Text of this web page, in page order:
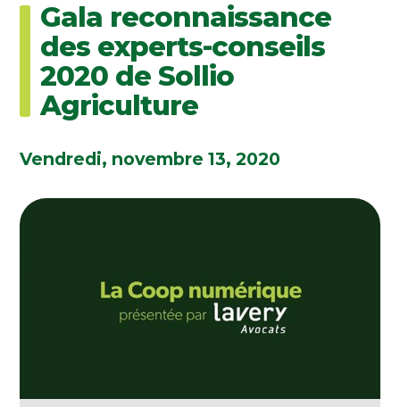
Gala reconnaissance
des experts-conseils
2020 de Sollio
Agriculture
Vendredi, novembre 13, 2020